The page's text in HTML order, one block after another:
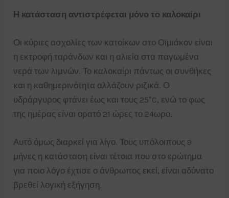
Η κατάσταση αντιστρέφεται μόνο το καλοκαίρι
Οι κύριες ασχολίες των κατοίκων στο Οϊμιάκον είναι
η εκτροφή ταράνδων και η αλιεία στα παγωμένα
νερά των λιμνών. Το καλοκαίρι πάντως οι συνθήκες
και η καθημερινότητα αλλάζουν ριζικά. Ο
υδράργυρος φτάνει έως και τους 25°C, ενώ το φως
της ημέρας είναι ορατό 21 ώρες το 24ωρο.
Αυτό όμως διαρκεί για λίγο. Τους υπόλοιπους 9
μήνες η κατάσταση είναι τέτοια που στο ερώτημα
για ποιο λόγο έχτισε ο άνθρωπος εκεί, είναι αδύνατο
βρεθεί λογική εξήγηση.